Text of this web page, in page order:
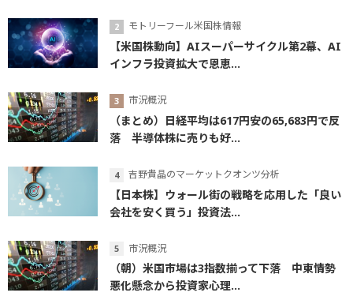
モトリーフール米国株情報
【米国株動向】AIスーパーサイクル第2幕、AI
インフラ投資拡大で恩恵...
市況概況
（まとめ）日経平均は617円安の65,683円で反
落 半導体株に売りも好...
吉野貴晶のマーケットクオンツ分析
【日本株】ウォール街の戦略を応用した「良い
会社を安く買う」投資法...
市況概況
（朝）米国市場は3指数揃って下落 中東情勢
悪化懸念から投資家心理...